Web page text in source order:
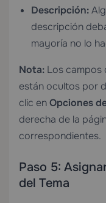
Descripción:
descripción
mayoría no lo
Nota: Los campos
están ocultos por
clic enOpciones
derecha de la
correspondientes.
Paso 5:
del Tema